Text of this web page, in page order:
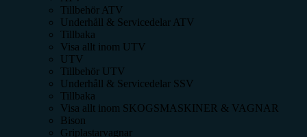
Tillbehör ATV
Underhåll & Servicedelar ATV
Tillbaka
Visa allt inom UTV
UTV
Tillbehör UTV
Underhåll & Servicedelar SSV
Tillbaka
Visa allt inom SKOGSMASKINER & VAGNAR
Bison
Griplastarvagnar